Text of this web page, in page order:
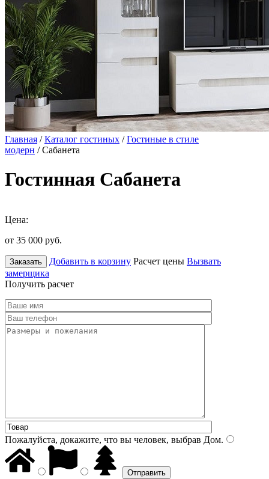
Главная /Каталог гостиных /Гостиные в стиле
модерн / Сабанета
Гостинная Сабанета
Цена:
от 35 000 руб.
Заказать Добавить в корзину Расчет цены Вызвать
замерщика
Получить расчет
Пожалуйста, докажите, что вы человек, выбрав Дом.